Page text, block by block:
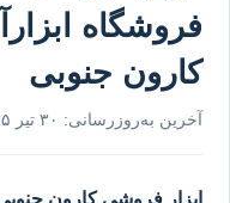
فروشگاه
کارون جنوبی
آخرین به‌روزرسانی: ۳۰ تیر ۱۴۰۵
ابزار فروشی کارون